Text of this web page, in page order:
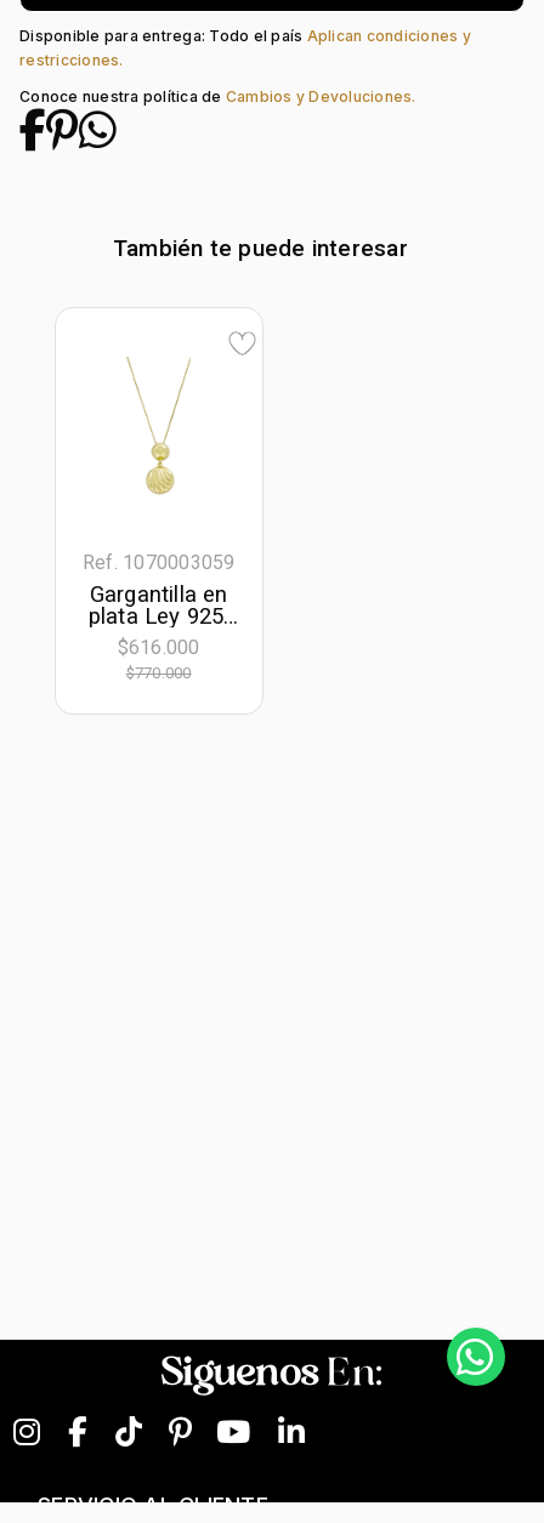
Disponible para entrega: Todo el país Aplican condiciones y
restricciones.
Conoce nuestra política de Cambios y Devoluciones.
También te puede interesar
Ref. 1070003059
Gargantilla en
plata Ley 925,
Figuras
geométricas, 42
cm. de largo, 1
$616.000
$770.000
SiguenosEn:
SERVICIO AL CLIENTE